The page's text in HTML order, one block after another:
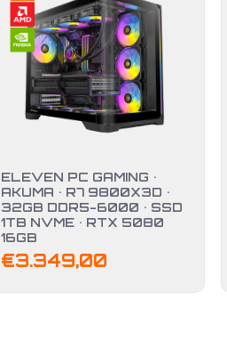
ELEVEN PC GAMING •
AKUMA • R7 9800X3D •
32GB DDR5-6000 • SSD
1TB NVME • RTX 5080
16GB
€3.349,00